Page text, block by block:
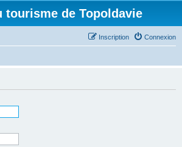
tourisme de Topoldavie
Connexion
Inscription